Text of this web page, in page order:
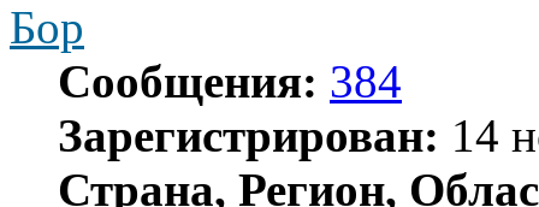
Бор
Сообщения: 384
Зарегистрирован: 14
Страна, Регион,